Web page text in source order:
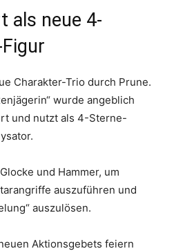
als neue 4-
Charakter-Trio durch Prune.
wurde angeblich
und nutzt als 4-Sterne-
und Hammer, um
auszuführen und
auszulösen.
Aktionsgebets feiern